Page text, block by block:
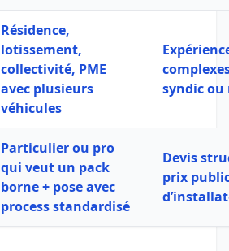
Résidence,
lotissement,
collectivité, PME
avec plusieurs
véhicules
syndic ou
Particulier ou pro
qui veut un pack
borne + pose avec
process standardisé
Devis
prix